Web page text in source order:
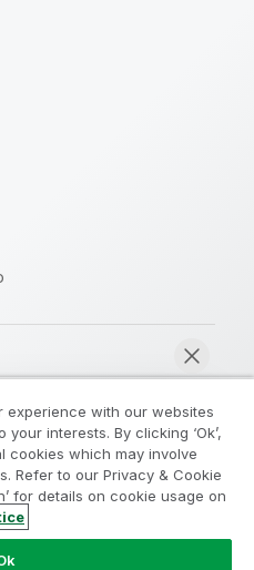
Bater papo agora
do produto
Legais
comerciais
experience with our websites
interests. By clicking ‘Ok’,
cookies which may involve
Refer to our Privacy & Cookie
for details on cookie usage on